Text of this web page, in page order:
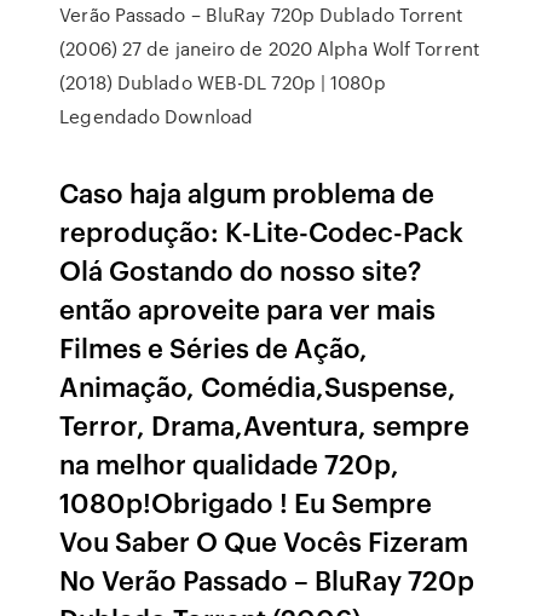
Verão Passado – BluRay 720p Dublado Torrent
(2006) 27 de janeiro de 2020 Alpha Wolf Torrent
(2018) Dublado WEB-DL 720p | 1080p
Legendado Download
Caso haja algum problema de
reprodução: K-Lite-Codec-Pack
Olá Gostando do nosso site?
então aproveite para ver mais
Filmes e Séries de Ação,
Animação, Comédia,Suspense,
Terror, Drama,Aventura, sempre
na melhor qualidade 720p,
1080p!Obrigado ! Eu Sempre
Vou Saber O Que Vocês Fizeram
No Verão Passado – BluRay 720p